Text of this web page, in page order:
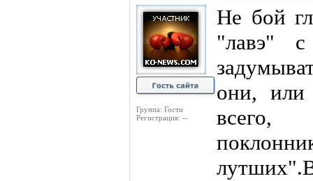
Группа: Гости
Регистрация: --
Не бой
"лавэ"
они, или